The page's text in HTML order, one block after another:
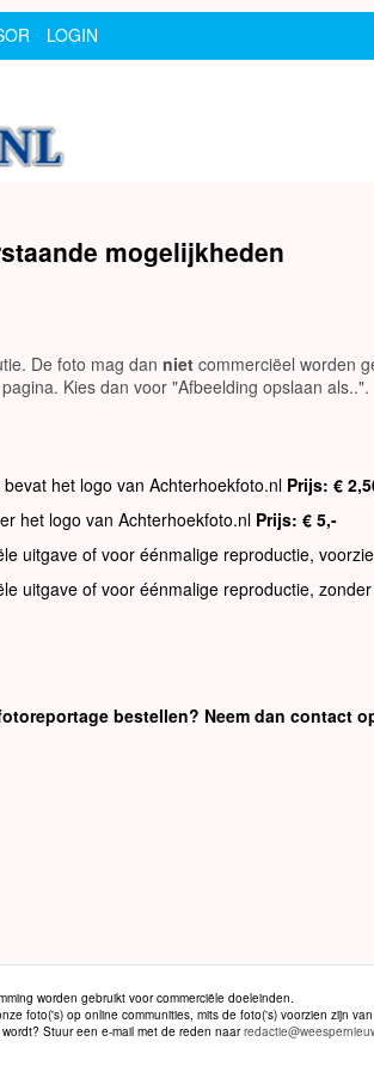
LOGIN
mogelijkheden
De foto mag dan niet commerciëel worden
Kies dan voor "Afbeelding opslaan als..".
het logo van Achterhoekfoto.nl Prijs: €
het logo van Achterhoekfoto.nl Prijs: € 5,-
uitgave of voor éénmalige reproductie,
uitgave of voor éénmalige reproductie,
bestellen? Neem dan contact
worden gebruikt voor commerciële doeleinden.
foto('s) op online communities, mits de foto('s) voorzien zijn
Stuur een e-mail met de reden naar